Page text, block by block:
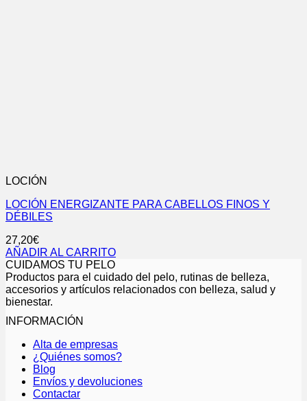
LOCIÓN
LOCIÓN ENERGIZANTE PARA CABELLOS FINOS Y
DÉBILES
27,20€
AÑADIR AL CARRITO
CUIDAMOS TU PELO
Productos para el cuidado del pelo, rutinas de belleza,
accesorios y artículos relacionados con belleza, salud y
bienestar.
INFORMACIÓN
Alta de empresas
¿Quiénes somos?
Blog
Envíos y devoluciones
Contactar